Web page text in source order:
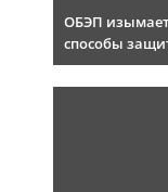
ОБЭП
способы